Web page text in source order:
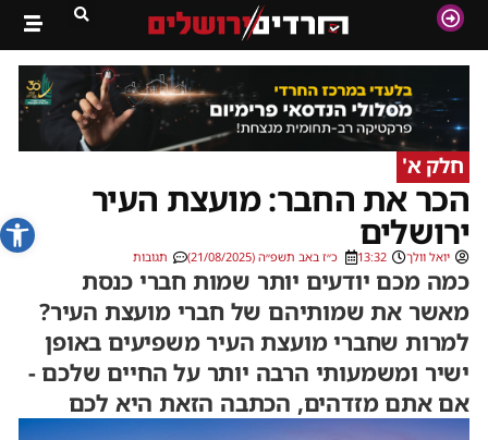
פתח
חלק א'
הכר את החבר: מועצת העיר
ירושלים
יואל וולך 13:32 כ״ז באב תשפ״ה (21/08/2025) תגובות
כמה מכם יודעים יותר שמות חברי כנסת
מאשר את שמותיהם של חברי מועצת העיר?
למרות שחברי מועצת העיר משפיעים באופן
ישיר ומשמעותי הרבה יותר על החיים שלכם -
אם אתם מזדהים, הכתבה הזאת היא לכם